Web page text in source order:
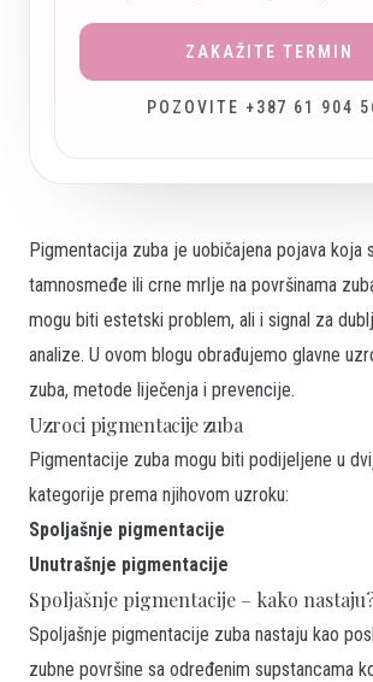
ZAKAŽITE TERMIN
POZOVITE +387 61 904
Pigmentacija zuba je uobičajena pojava koja
tamnosmeđe ili crne mrlje na površinama
mogu biti estetski problem, ali i signal za
analize. U ovom blogu obrađujemo glavne
zuba, metode liječenja i prevencije.
Uzroci pigmentacije zuba
Pigmentacije zuba mogu biti podijeljene u
kategorije prema njihovom uzroku:
Spoljašnje pigmentacije
Unutrašnje pigmentacije
Spoljašnje pigmentacije – kako
Spoljašnje pigmentacije zuba nastaju kao
zubne površine sa određenim supstancama